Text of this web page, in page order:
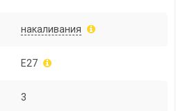
накаливания
E27
3